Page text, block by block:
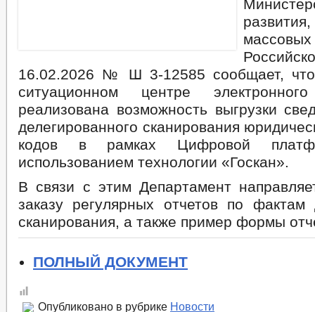
16.02.2026 № Ш 3-12585 сообщает,
ситуационном центре электронного
реализована возможность выгрузки
делегированного сканирования
кодов в рамках Цифровой
использованием технологии «Госкан».
В связи с этим Департамент
заказу регулярных отчетов по фактам
сканирования, а также пример формы
ПОЛНЫЙ ДОКУМЕНТ
Опубликовано в рубрике Новости